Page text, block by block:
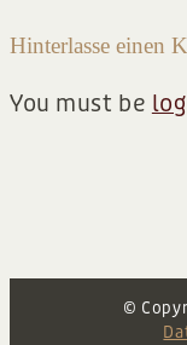
Hinterlasse einen
You must be
©